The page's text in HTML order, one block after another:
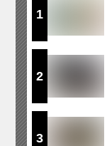
1
2
3